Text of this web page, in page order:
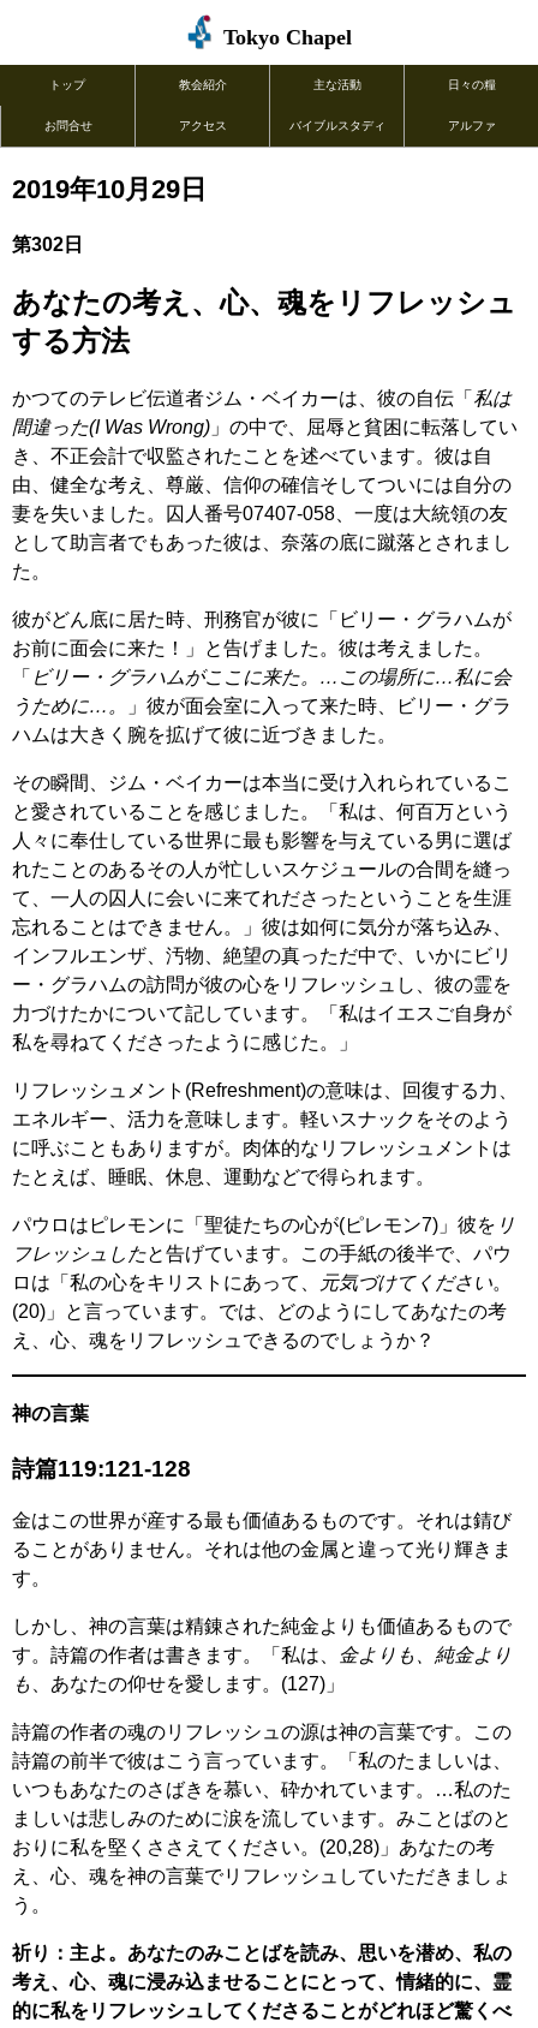
Tokyo Chapel
トップ 教会紹介 主な活動 日々の糧
お問合せ アクセス バイブルスタディ アルファ
2019年10月29日
第302日
あなたの考え、心、魂をリフレッシュ
する方法
かつてのテレビ伝道者ジム・ベイカーは、彼の自伝「 私は
間違った(I Was Wrong) 」の中で、屈辱と貧困に転落してい
き、不正会計で収監されたことを述べています。彼は自
由、健全な考え、尊厳、信仰の確信そしてついには自分の
妻を失いました。囚人番号07407-058、一度は大統領の友
として助言者でもあった彼は、奈落の底に蹴落とされまし
た。
彼がどん底に居た時、刑務官が彼に「ビリー・グラハムが
お前に面会に来た！」と告げました。彼は考えました。
「 ビリー・グラハムがここに来た。…この場所に…私に会
うために…。
」彼が面会室に入って来た時、ビリー・グラ
ハムは大きく腕を拡げて彼に近づきました。
その瞬間、ジム・ベイカーは本当に受け入れられているこ
と愛されていることを感じました。「私は、何百万という
人々に奉仕している世界に最も影響を与えている男に選ば
れたことのあるその人が忙しいスケジュールの合間を縫っ
て、一人の囚人に会いに来てれださったということを生涯
忘れることはできません。」彼は如何に気分が落ち込み、
インフルエンザ、汚物、絶望の真っただ中で、いかにビリ
ー・グラハムの訪問が彼の心をリフレッシュし、彼の霊を
力づけたかについて記しています。「私はイエスご自身が
私を尋ねてくださったように感じた。」
リフレッシュメント(Refreshment)の意味は、回復する力、
エネルギー、活力を意味します。軽いスナックをそのよう
に呼ぶこともありますが。肉体的なリフレッシュメントは
たとえば、睡眠、休息、運動などで得られます。
パウロはピレモンに「聖徒たちの心が(ピレモン7)」彼を リ
フレッシュしたと告げています。この手紙の後半で、パウ
ロは「私の心をキリストにあって、
元気づけてください。
(20)」と言っています。では、どのようにしてあなたの考
え、心、魂をリフレッシュできるのでしょうか？
神の言葉
詩篇119:121-128
金はこの世界が産する最も価値あるものです。それは錆び
ることがありません。それは他の金属と違って光り輝きま
す。
しかし、神の言葉は精錬された純金よりも価値あるもので
す。詩篇の作者は書きます。「私は、
金よりも、純金より
も
、あなたの仰せを愛します。(127)」
詩篇の作者の魂のリフレッシュの源は神の言葉です。この
詩篇の前半で彼はこう言っています。「私のたましいは、
いつもあなたのさばきを慕い、砕かれています。…私のた
ましいは悲しみのために涙を流しています。みことばのと
おりに私を堅くささえてください。(20,28)」あなたの考
え、心、魂を神の言葉でリフレッシュしていただきましょ
う。
祈り：主よ。あなたのみことばを読み、思いを潜め、私の
考え、心、魂に浸み込ませることにとって、情緒的に、霊
的に私をリフレッシュしてくださることがどれほど驚くべ